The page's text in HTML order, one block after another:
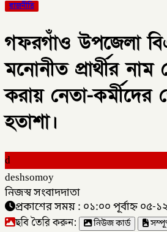
রাজনীতি
গফরগাঁও উপজেলা
মনোনীত প্রার্থীর নাম
করায় নেতা-
হতাশা।
d
deshsomoy
নিজস্ব সংবাদদাতা
প্রকাশের সময় : ০১:০০ পূর্বাহ্ন ০৫-
ছবি তৈরি করুন: নিউজ কার্ড